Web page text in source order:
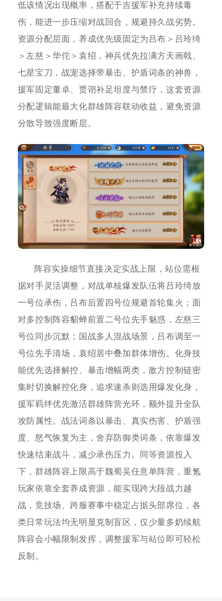
低该情况出现概率，搭配于吉援军补充持续毒
伤，能进一步压缩对战回合，规避持久战劣势。
资源分配层面，养成优先级固定为吕布＞吕玲绮
＞左慈＞华佗＞袁绍，神兵优先拉满方天画戟、
七星宝刀，战宠选择带暴击、护盾词条的神兽，
援军固定董卓、贾诩补足坦度与禁疗，这套资源
分配逻辑能最大化群雄阵容联动收益，避免资源
分散导致强度断层。
阵容实操细节直接决定实战上限，站位需根
据对手灵活调整，对战单核爆发队伍将吕玲绮放
一号位承伤，吕布后置四号位规避首轮集火；面
对多控制阵容貂蝉前置二号位先手魅惑，左慈三
号位同步沉默；国战多人混战场景，吕布调至一
号位先手清场，袁绍居中叠加群体增伤。化身技
能优先选择解控、暴击增幅两类，敌方控制链密
集时切换解控化身，追求速杀则选用爆发化身，
援军羁绊优先激活群雄阵营光环，额外提升全队
攻防属性。战法词条以暴击、真实伤害、护盾强
度、怒气恢复为主，舍弃防御类词条，依靠爆发
快速结束战斗，减少承伤压力。同等资源投入
下，群雄阵容上限高于魏蜀吴任意单阵营，重氪
玩家依靠全套养成资源，能实现跨大段战力越
战，竞技场、跨服赛事中稳定占据头部席位，各
类日常玩法均无明显克制盲区，仅少量多奶续航
阵容会小幅限制发挥，调整援军与站位即可轻松
反制。